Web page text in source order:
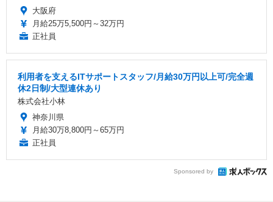
大阪府
月給25万5,500円～32万円
正社員
利用者を支えるITサポートスタッフ/月給30万円以上可/完全週
休2日制/大型連休あり
株式会社小林
神奈川県
月給30万8,800円～65万円
正社員
Sponsored by